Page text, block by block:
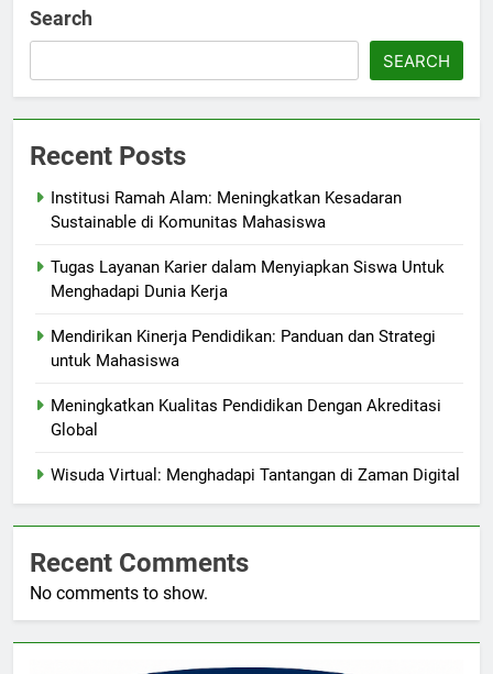
Search
SEARCH
Recent Posts
Institusi Ramah Alam: Meningkatkan Kesadaran
Sustainable di Komunitas Mahasiswa
Tugas Layanan Karier dalam Menyiapkan Siswa Untuk
Menghadapi Dunia Kerja
Mendirikan Kinerja Pendidikan: Panduan dan Strategi
untuk Mahasiswa
Meningkatkan Kualitas Pendidikan Dengan Akreditasi
Global
Wisuda Virtual: Menghadapi Tantangan di Zaman Digital
Recent Comments
No comments to show.